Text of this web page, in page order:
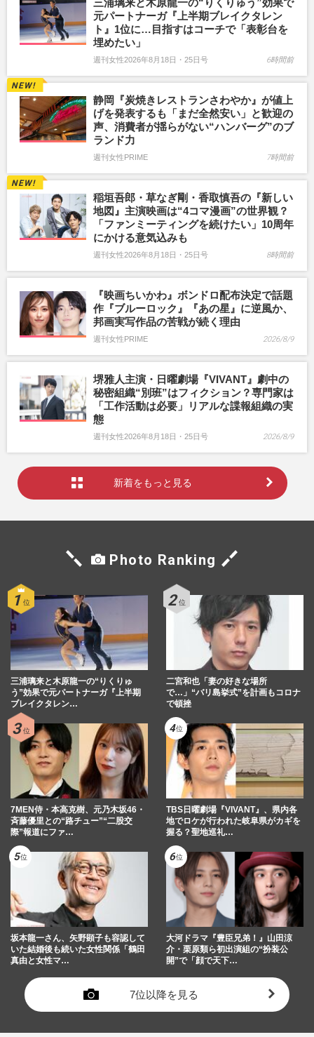
三浦璃来と木原龍一の“りくりゅう”効果で
元パートナーガ『上半期ブレイクタレン
ト』1位に…目指すはコーチで「表彰台を
埋めたい」
週刊女性2026年8月18日・25日号 6時間前
静岡『炭焼きレストランさわやか』が値上
げを発表するも「まだ全然安い」と歓迎の
声、消費者が揺らがない“ハンバーグ”のブ
ランド力
週刊女性PRIME 7時間前
稲垣吾郎・草なぎ剛・香取慎吾の『新しい
地図』主演映画は“4コマ漫画”の世界観？
「ファンミーティングを続けたい」10周年
にかける意気込みも
週刊女性2026年8月18日・25日号 8時間前
『映画ちいかわ』ボンドロ配布決定で話題
作『ブルーロック』『あの星』に逆風か、
邦画実写作品の苦戦が続く理由
週刊女性PRIME 2026/8/9
堺雅人主演・日曜劇場『VIVANT』劇中の
秘密組織“別班”はフィクション？専門家は
「工作活動は必要」リアルな諜報組織の実
態
週刊女性2026年8月18日・25日号 2026/8/9
新着をもっと見る
Photo Ranking
三浦璃来と木原龍一の“りくりゅ
う”効果で元パートナーガ『上半期
ブレイクタレン…
二宮和也「妻の好きな場所
で…」“バリ島挙式”を計画もコロナ
で頓挫
7MEN侍・本高克樹、元乃木坂46・
斉藤優里との“路チュー”“二股交
際”報道にファ…
TBS日曜劇場『VIVANT』、県内各
地でロケが行われた岐阜県がカギを
握る？聖地巡礼…
坂本龍一さん、矢野顕子も容認して
いた結婚後も続いた女性関係「鶴田
真由と女性マ…
大河ドラマ『豊臣兄弟！』山田涼
介・栗原類ら初出演組の“扮装公
開”で「顔で天下…
7位以降を見る